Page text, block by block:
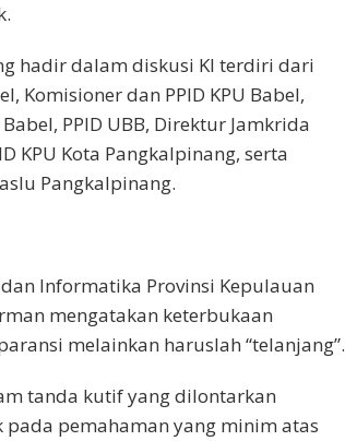
hadir dalam diskusi KI terdiri dari
Komisioner dan PPID KPU Babel,
PPID UBB, Direktur Jamkrida
KPU Kota Pangkalpinang, serta
Pangkalpinang.
Informatika Provinsi Kepulauan
mengatakan keterbukaan
melainkan haruslah “telanjang”.
tanda kutif yang dilontarkan
pemahaman yang minim atas